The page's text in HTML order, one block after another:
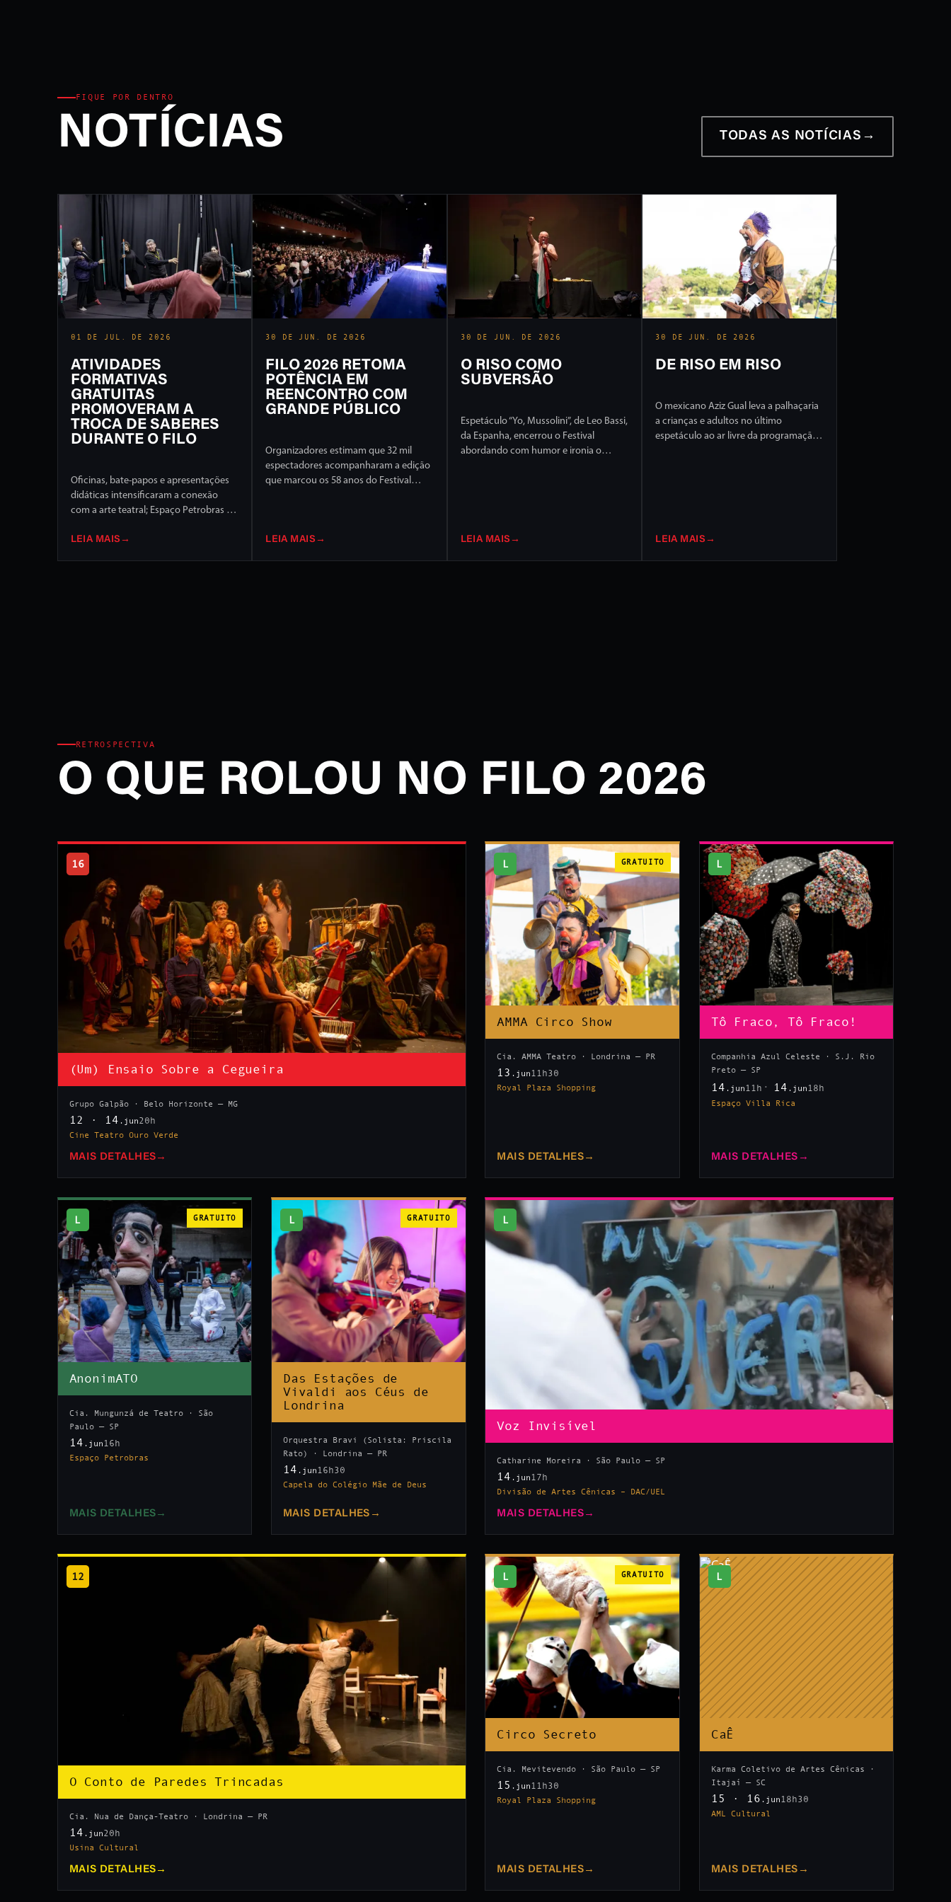
FIQUE POR DENTRO
NOTÍCIAS TODAS AS NOTÍCIAS →
01 DE JUL. DE 2026
ATIVIDADES
FORMATIVAS
GRATUITAS
PROMOVERAM A
TROCA DE SABERES
DURANTE O FILO
Oficinas, bate-papos e apresentações
didáticas intensificaram a conexão
com a arte teatral; Espaço Petrobras foi
LEIA MAIS →
30 DE JUN. DE 2026
FILO 2026 RETOMA
POTÊNCIA EM
REENCONTRO COM
GRANDE PÚBLICO
Organizadores estimam que 32 mil
espectadores acompanharam a edição
que marcou os 58 anos do Festival
LEIA MAIS →
30 DE JUN. DE 2026
O RISO COMO
SUBVERSÃO
Espetáculo “Yo, Mussolini”, de Leo Bassi,
da Espanha, encerrou o Festival
abordando com humor e ironia o
LEIA MAIS →
30 DE JUN. DE 2026
DE RISO EM RISO
O mexicano Aziz Gual leva a palhaçaria
a crianças e adultos no último
espetáculo ao ar livre da programação
LEIA MAIS →
RETROSPECTIVA
O QUE ROLOU NO FILO 2026
16
(Um) Ensaio Sobre a Cegueira
Grupo Galpão · Belo Horizonte — MG
12 · 14 .jun20h
Cine Teatro Ouro Verde
MAIS DETALHES →
L GRATUITO
AMMA Circo Show
Cia. AMMA Teatro · Londrina — PR
13 .jun11h30
Royal Plaza Shopping
MAIS DETALHES →
L
Tô Fraco, Tô Fraco!
Companhia Azul Celeste · S.J. Rio
Preto — SP
14 .jun11h 14 .jun18h
Espaço Villa Rica
MAIS DETALHES →
L GRATUITO
AnonimATO
Cia. Mungunzá de Teatro · São
Paulo — SP
14 .jun 16h
Espaço Petrobras
MAIS DETALHES →
L GRATUITO
Das Estações de
Vivaldi aos Céus de
Londrina
Orquestra Bravi (Solista: Priscila
Rato) · Londrina — PR
14 .jun 16h30
Capela do Colégio Mãe de Deus
MAIS DETALHES →
L
Voz Invisível
Catharine Moreira · São Paulo — SP
14 .jun 17h
Divisão de Artes Cênicas – DAC/UEL
MAIS DETALHES →
12
O Conto de Paredes Trincadas
Cia. Nua de Dança-Teatro · Londrina — PR
14 .jun20h
Usina Cultural
MAIS DETALHES →
L GRATUITO
Circo Secreto
Cia. Mevitevendo · São Paulo — SP
15 .jun11h30
Royal Plaza Shopping
MAIS DETALHES →
L
CaÊ
Karma Coletivo de Artes Cênicas ·
Itajaí — SC
15 · 16 .jun18h30
AML Cultural
MAIS DETALHES →